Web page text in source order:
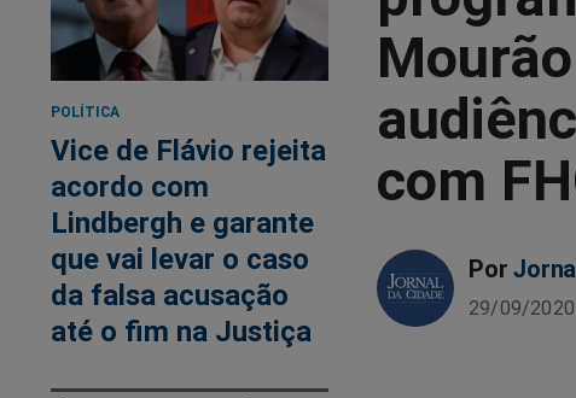
POLÍTICA
Vice de Flávio rejeita
acordo com
Lindbergh e garante
que vai levar o caso
da falsa acusação
até o fim na Justiça
com
Por
29/09/